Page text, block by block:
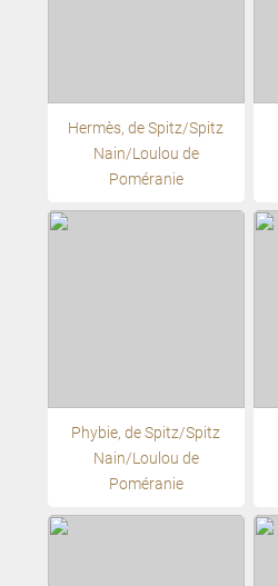
Hermès, de Spitz/Spitz
Nain/Loulou de
Poméranie
Phybie, de Spitz/Spitz
Nain/Loulou de
Poméranie